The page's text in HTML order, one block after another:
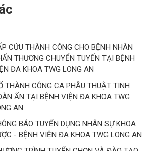
CỨU THÀNH CÔNG CHO BỆNH NHÂN
THƯƠNG CHUYỂN TUYẾN TẠI BỆNH
ĐA KHOA TWG LONG AN
THÀNH CÔNG CA PHẪU THUẬT TINH
ẨN TẠI BỆNH VIỆN ĐA KHOA TWG
AN
BÁO TUYỂN DỤNG NHÂN SỰ KHOA
- BỆNH VIỆN ĐA KHOA TWG LONG AN